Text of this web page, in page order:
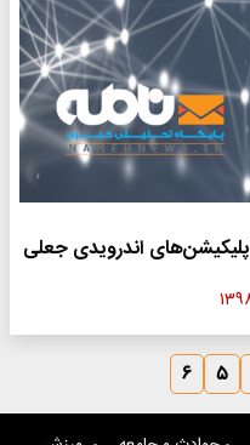
اندرویدی جعلی
۵ ۶